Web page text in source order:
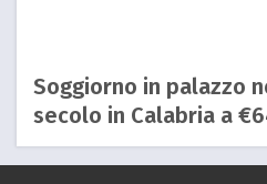
Soggiorno in palazzo
secolo in Calabria a